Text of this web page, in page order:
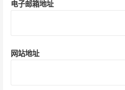
电子邮箱地址
网站地址